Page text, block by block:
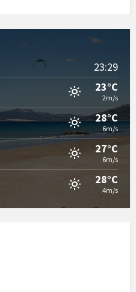
23:29
23°C
2m/s
28°C
6m/s
27°C
6m/s
28°C
4m/s